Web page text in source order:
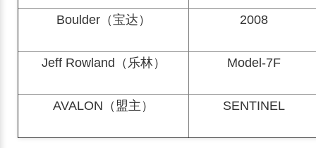
Boulder（宝达） 2008
Jeff Rowland（乐林） Model-7F
AVALON（盟主） SENTINEL